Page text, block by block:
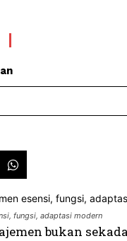
fungsi, adaptasi modern
bukan